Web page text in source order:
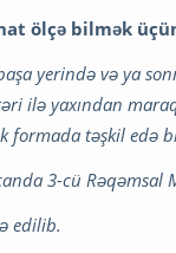
ölçə bilmək
yerində və ya
ilə yaxından
formada təşkil edə
3-cü Rəqəmsal
edilib.